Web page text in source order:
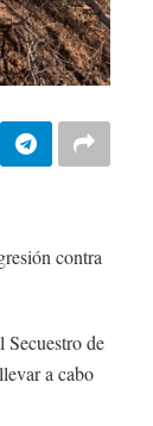
contra
de
a cabo